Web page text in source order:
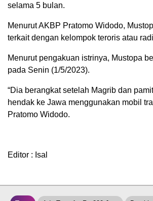
selama 5 bulan.
Menurut AKBP Pratomo Widodo,
terkait dengan kelompok teroris atau
Menurut pengakuan istrinya, Mustopa
pada Senin (1/5/2023).
“Dia berangkat setelah Magrib dan
hendak ke Jawa menggunakan mobil
Pratomo Widodo.
Editor : Isal